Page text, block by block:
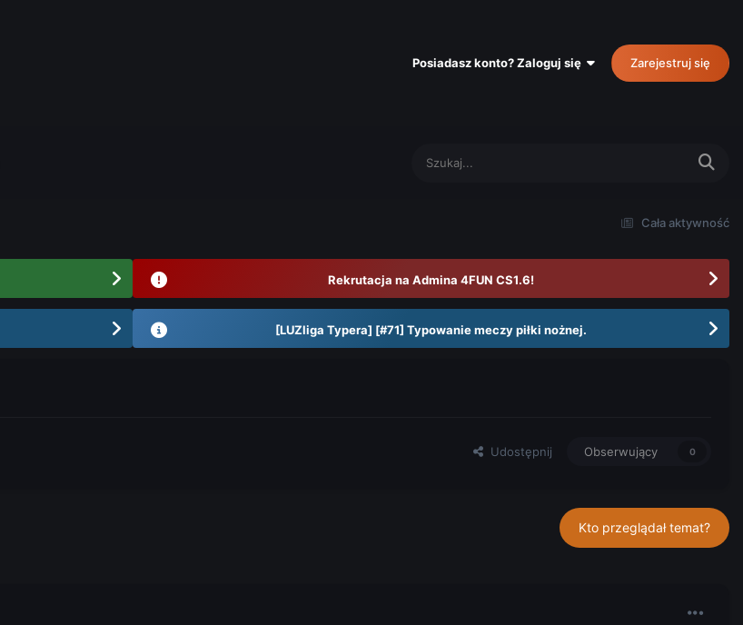
Posiadasz konto? Zaloguj się Zarejestruj się
Cała aktywność
Rekrutacja na Admina 4FUN CS1.6!
[LUZliga Typera] [#71] Typowanie meczy piłki nożnej.
Udostępnij Obserwujący 0
Kto przeglądał temat?